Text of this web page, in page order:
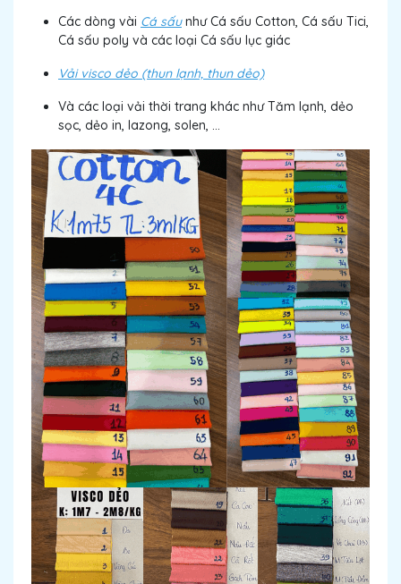
Các dòng vài Cá sấunhư Cá sấu Cotton, Cá sấu Tici,
Cá sấu poly và các loại Cá sấu lục giác
Vải visco dẻo (thun lạnh, thun dẻo)
Và các loại vải thời trang khác như Tăm lạnh, dẻo
sọc, dẻo in, lazong, solen, ...